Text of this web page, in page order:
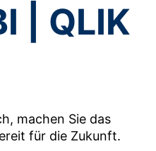
| QLIK
machen Sie das
für die Zukunft.